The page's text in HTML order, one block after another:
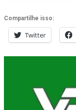
Compartilhe isso:
Twitter